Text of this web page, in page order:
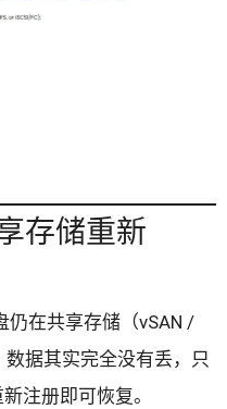
存储重新
仍在共享存储（vSAN /
数据其实完全没有丢，只
注册即可恢复。